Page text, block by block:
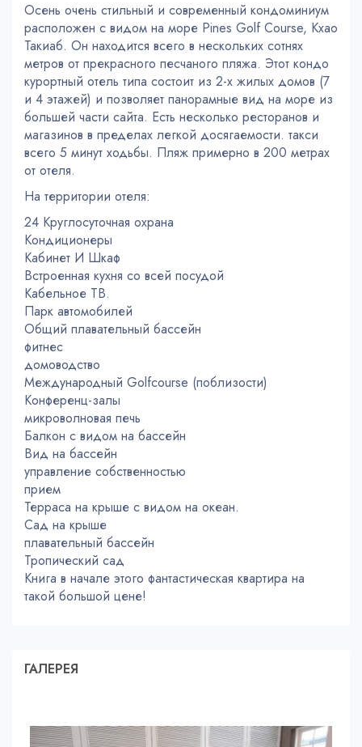
Осень очень стильный и современный кондоминиум
расположен с видом на море Pines Golf Course, Кхао
Такиаб. Он находится всего в нескольких сотнях
метров от прекрасного песчаного пляжа. Этот кондо
курортный отель типа состоит из 2-х жилых домов (7
и 4 этажей) и позволяет панорамные вид на море из
большей части сайта. Есть несколько ресторанов и
магазинов в пределах легкой досягаемости. такси
всего 5 минут ходьбы. Пляж примерно в 200 метрах
от отеля.
На территории отеля:
24 Круглосуточная охрана
Кондиционеры
Кабинет И Шкаф
Встроенная кухня со всей посудой
Кабельное ТВ.
Парк автомобилей
Общий плавательный бассейн
фитнес
домоводство
Международный Golfcourse (поблизости)
Конференц-залы
микроволновая печь
Балкон с видом на бассейн
Вид на бассейн
управление собственностью
прием
Терраса на крыше с видом на океан.
Сад на крыше
плавательный бассейн
Тропический сад
Книга в начале этого фантастическая квартира на
такой большой цене!
ГАЛЕРЕЯ